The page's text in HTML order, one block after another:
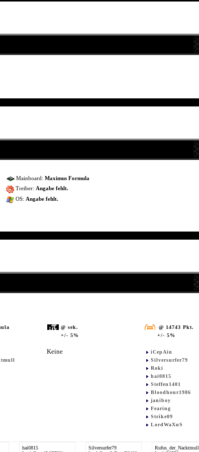
Mainboard: Maximus Formula
Treiber: Angabe fehlt.
OS: Angabe fehlt.
@ sek.
+/- 5%
Keine
@ 14743 Pkt.
+/- 5%
iCepAin
Silversurfer79
Roki
hai0815
Steffen1401
Bloodhour1986
janiboy
Fearing
Strike09
LordWaXuS
hai0815
Silversurfer79
Rufus_der_Nacktmull